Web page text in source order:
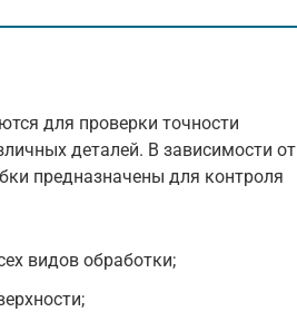
для проверки точности
деталей. В зависимости от
предназначены для контроля
видов обработки;